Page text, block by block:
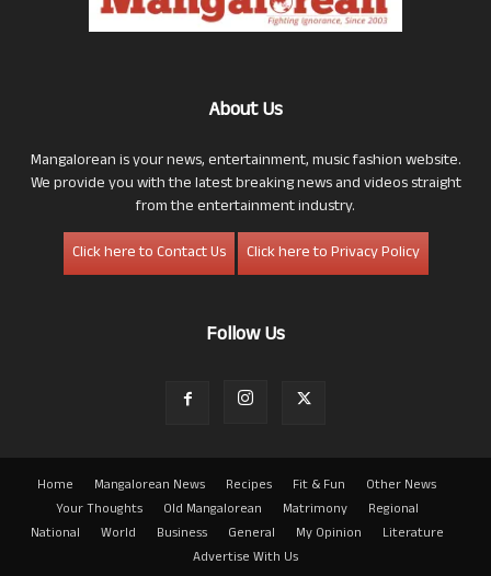
About Us
Mangalorean is your news, entertainment, music fashion website.
We provide you with the latest breaking news and videos straight
from the entertainment industry.
Click here to Contact Us
Click here to Privacy Policy
Follow Us
Home Mangalorean News Recipes Fit & Fun
Other News
Your Thoughts
Old Mangalorean Matrimony
Regional
National
World Business General My Opinion
Literature
Advertise With Us